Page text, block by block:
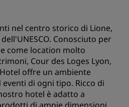
nel centro storico di Lione,
Conosciuto per
come location molto
Cour des Loges Lyon,
offre un ambiente
di ogni tipo. Ricco di
hotel è adatto a